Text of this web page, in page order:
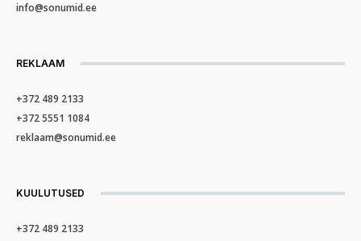
info@sonumid.ee
REKLAAM
+372 489 2133
+372 5551 1084
reklaam@sonumid.ee
KUULUTUSED
+372 489 2133